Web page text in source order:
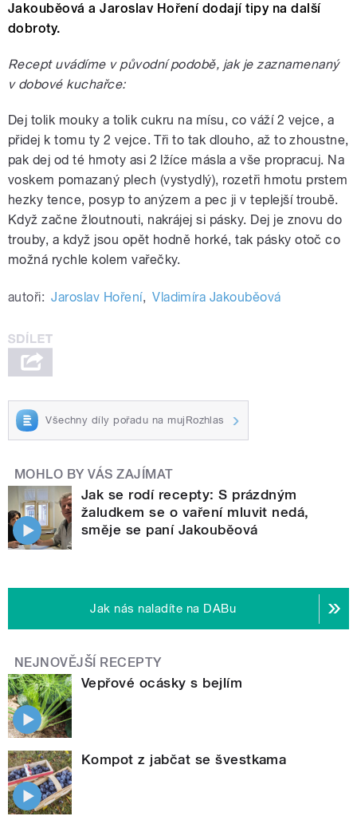
Jakouběová a Jaroslav Hoření dodají tipy na další
dobroty.
Recept uvádíme v původní podobě, jak je zaznamenaný
v dobové kuchařce:
Dej tolik mouky a tolik cukru na mísu, co váží 2 vejce, a
přidej k tomu ty 2 vejce. Tři to tak dlouho, až to zhoustne,
pak dej od té hmoty asi 2 lžíce másla a vše propracuj. Na
voskem pomazaný plech (vystydlý), rozetři hmotu prstem
hezky tence, posyp to anýzem a pec ji v teplejší troubě.
Když začne žloutnouti, nakrájej si pásky. Dej je znovu do
trouby, a když jsou opět hodně horké, tak pásky otoč co
možná rychle kolem vařečky.
autoři: Jaroslav Hoření, Vladimíra Jakouběová
Všechny díly pořadu na mujRozhlas
MOHLO BY VÁS ZAJÍMAT
Jak se rodí recepty: S prázdným
žaludkem se o vaření mluvit nedá,
směje se paní Jakouběová
Jak nás naladíte na DABu
NEJNOVĚJŠÍ RECEPTY
Vepřové ocásky s bejlím
Kompot z jabčat se švestkama